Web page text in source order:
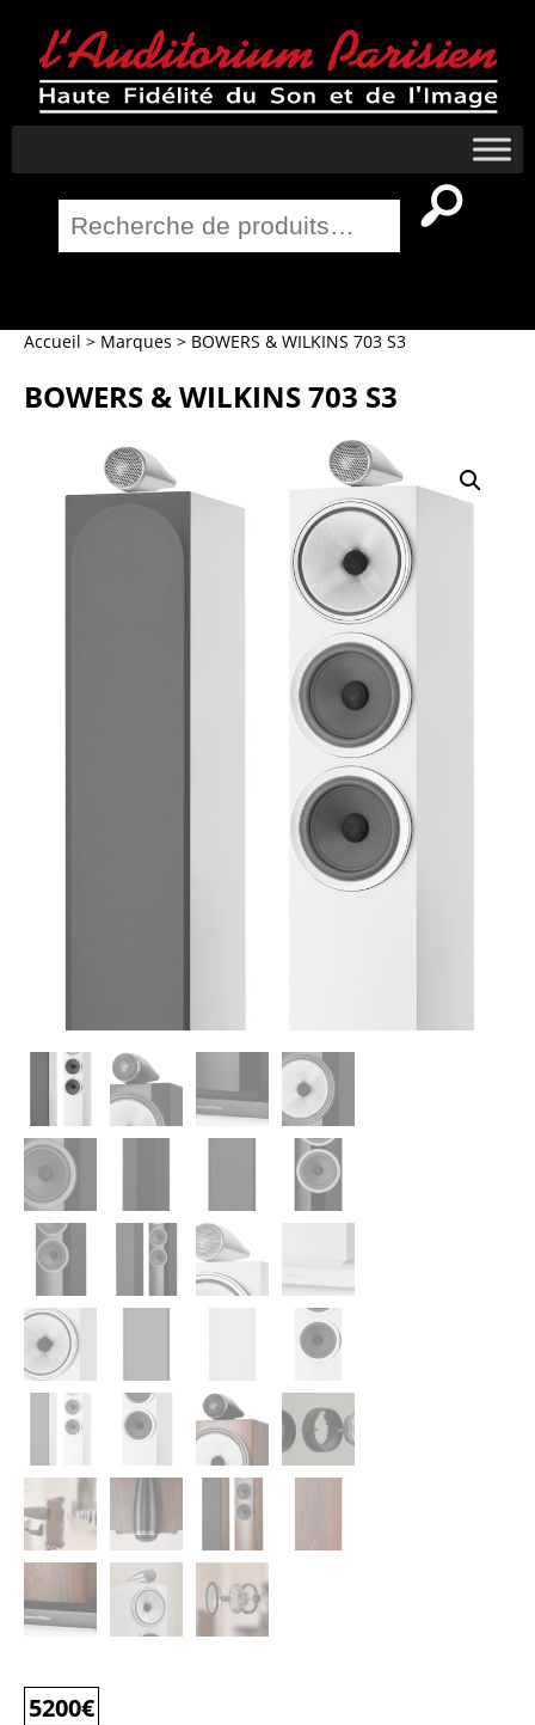
pour :
Accueil > Marques > BOWERS & WILKINS 703 S3
BOWERS & WILKINS 703 S3
5200€